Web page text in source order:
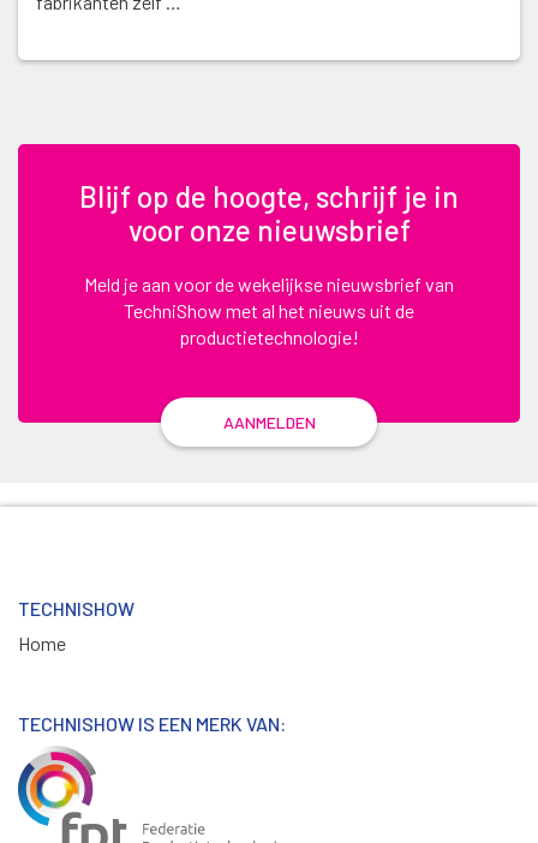
Blijf op de hoogte, schrijf je in
voor onze nieuwsbrief
Meld je aan voor de wekelijkse nieuwsbrief van
TechniShow met al het nieuws uit de
productietechnologie!
AANMELDEN
TECHNISHOW
Home
TECHNISHOW IS EEN MERK VAN: